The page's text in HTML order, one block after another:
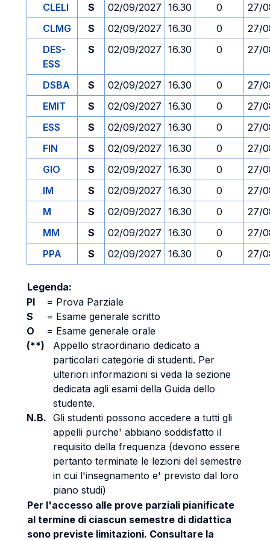
CLELI S 02/09/2027 16.30 0
27/
CLMG
S 02/09/2027 16.30 0
27/
DES-
ESS
S 02/09/2027 16.30 0 27/
DSBA S 02/09/2027 16.30 0
27/
EMIT
S 02/09/2027 16.30 0
27/
ESS
S 02/09/2027 16.30 0
27/
FIN
S 02/09/2027 16.30 0
27/
GIO
S 02/09/2027 16.30 0
27/
IM
S 02/09/2027 16.30 0
27/
M
S 02/09/2027 16.30 0
27/
MM
S 02/09/2027 16.30 0
27/
PPA
S 02/09/2027 16.30 0 27/
Legenda:
PI
= Prova Parziale
S
= Esame generale scritto
O
= Esame generale orale
(**)
Appello straordinario dedicato a
particolari categorie di studenti. Per
ulteriori informazioni si veda la sezione
dedicata agli esami della Guida dello
studente.
N.B. Gli studenti possono accedere a tutti gli
appelli purche' abbiano soddisfatto il
requisito della frequenza (devono essere
pertanto terminate le lezioni del semestre
in cui l'insegnamento e' previsto dal loro
piano studi)
Per l'accesso alle prove parziali pianificate
al termine di ciascun semestre di didattica
sono previste limitazioni. Consultare la